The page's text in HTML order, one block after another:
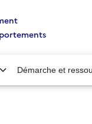
Démarche et